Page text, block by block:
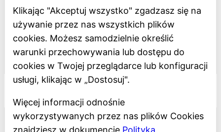
Regulamin
Dostępność
Projekt dofinansowany z Unii Europejskiej
Klikając "Akceptuj wszystko" zgadzasz się na
używanie przez nas wszystkich plików
cookies. Możesz samodzielnie określić
warunki przechowywania lub dostępu do
cookies w Twojej przeglądarce lub konfiguracji
usługi, klikając w „Dostosuj".
Więcej informacji odnośnie
wykorzystywanych przez nas plików Cookies
znajdziesz w dokumencie Polityka